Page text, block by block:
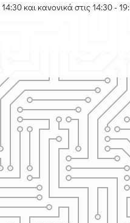
και κανονικά στις 14:30 -